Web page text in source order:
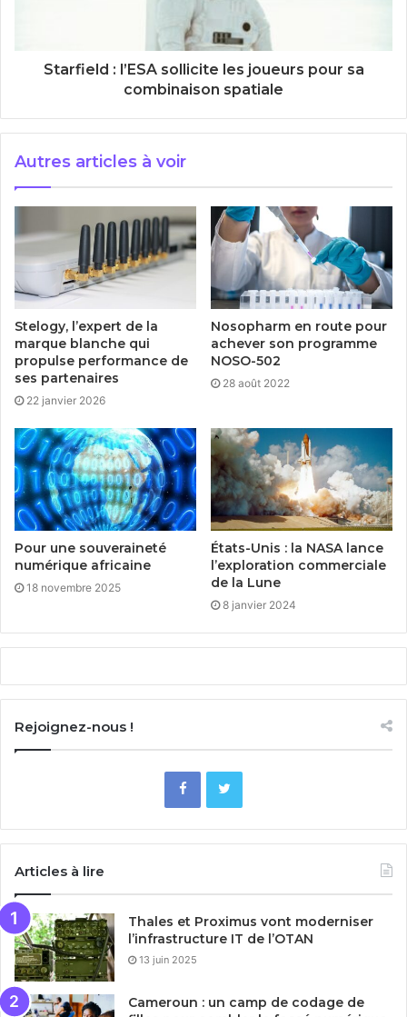
Starfield : l’ESA sollicite les joueurs pour sa
combinaison spatiale
Autres articles à voir
Stelogy, l’expert de la
marque blanche qui
propulse performance de
ses partenaires
22 janvier 2026
Nosopharm en route pour
achever son programme
NOSO-502
28 août 2022
Pour une souveraineté
numérique africaine
18 novembre 2025
États-Unis : la NASA lance
l’exploration commerciale
de la Lune
8 janvier 2024
Rejoignez-nous !
Articles à lire
Thales et Proximus vont moderniser
l’infrastructure IT de l’OTAN
13 juin 2025
Cameroun : un camp de codage de